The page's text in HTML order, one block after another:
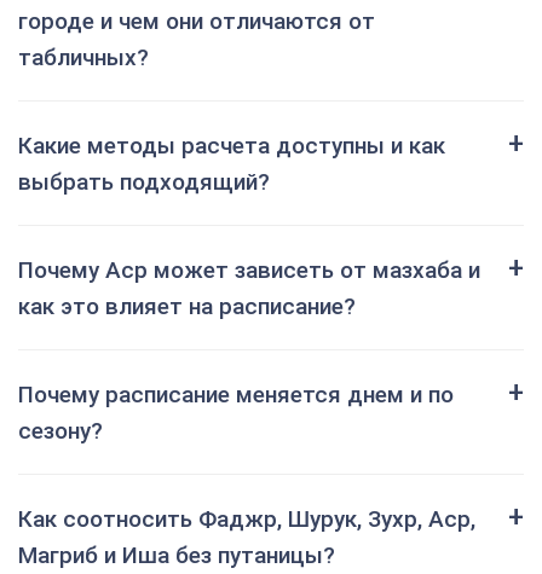
городе и чем они отличаются от
табличных?
Какие методы расчета доступны и как
выбрать подходящий?
Почему Аср может зависеть от мазхаба и
как это влияет на расписание?
Почему расписание меняется днем и по
сезону?
Как соотносить Фаджр, Шурук, Зухр, Аср,
Магриб и Иша без путаницы?